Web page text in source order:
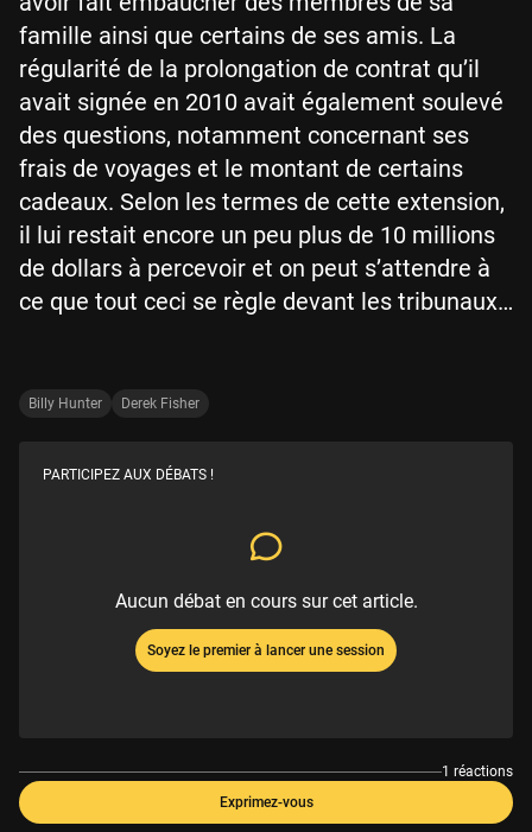
famille ainsi que certains de ses amis. La
régularité de la prolongation de contrat qu’il
avait signée en 2010 avait également soulevé
des questions, notamment concernant ses
frais de voyages et le montant de certains
cadeaux. Selon les termes de cette extension,
il lui restait encore un peu plus de 10 millions
de dollars à percevoir et on peut s’attendre à
ce que tout ceci se règle devant les tribunaux…
Billy Hunter Derek Fisher
PARTICIPEZ AUX DÉBATS !
Aucun débat en cours sur cet article.
Soyez le premier à lancer une session
1 réactions
Exprimez-vous